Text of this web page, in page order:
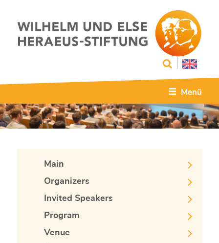
Menü
Main
Organizers
Invited Speakers
Program
Venue